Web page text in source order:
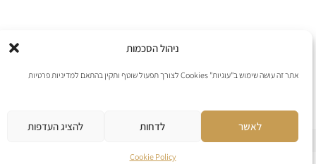
ניהול הסכמות
אתר זה עושה שימוש ב"עוגיות" Cookies לצורך תפעול שוטף ותקין בהתאם למדיניות פרטיות
לאשר לדחות להציג העדפות
Cookie Policy
הצהרת נגישות
אנו מקבלים את כל כרטיסי האשראי למעט פייפל
אתר נבנה ע”י web4all חברה לבניה וקידום אתרים